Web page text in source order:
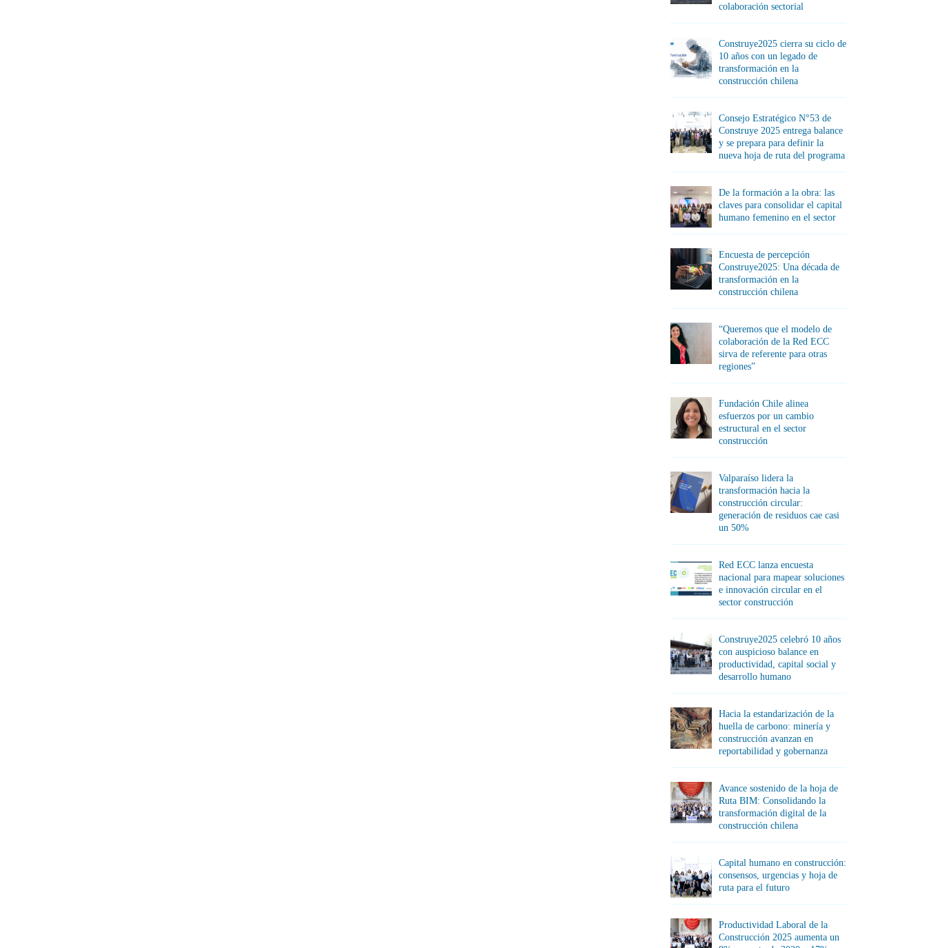
colaboración sectorial
Construye2025 cierra su ciclo de
10 años con un legado de
transformación en la
construcción chilena
Consejo Estratégico N°53 de
Construye 2025 entrega balance
y se prepara para definir la
nueva hoja de ruta del programa
De la formación a la obra: las
claves para consolidar el capital
humano femenino en el sector
Encuesta de percepción
Construye2025: Una década de
transformación en la
construcción chilena
“Queremos que el modelo de
colaboración de la Red ECC
sirva de referente para otras
regiones”
Fundación Chile alinea
esfuerzos por un cambio
estructural en el sector
construcción
Valparaíso lidera la
transformación hacia la
construcción circular:
generación de residuos cae casi
un 50%
Red ECC lanza encuesta
nacional para mapear soluciones
e innovación circular en el
sector construcción
Construye2025 celebró 10 años
con auspicioso balance en
productividad, capital social y
desarrollo humano
Hacia la estandarización de la
huella de carbono: minería y
construcción avanzan en
reportabilidad y gobernanza
Avance sostenido de la hoja de
Ruta BIM: Consolidando la
transformación digital de la
construcción chilena
Capital humano en construcción:
consensos, urgencias y hoja de
ruta para el futuro
Productividad Laboral de la
Construcción 2025 aumenta un